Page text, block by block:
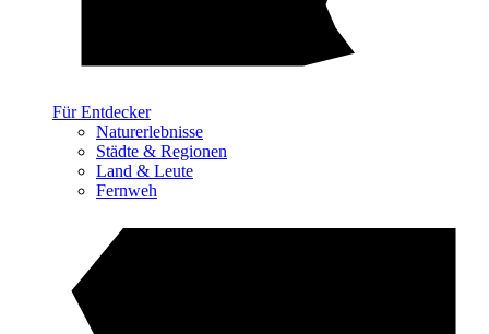
Für Entdecker
Naturerlebnisse
Städte & Regionen
Land & Leute
Fernweh